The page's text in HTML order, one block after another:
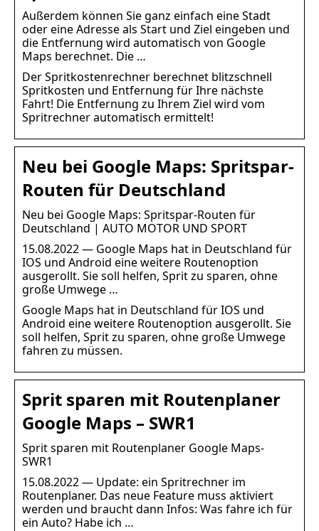
Außerdem können Sie ganz einfach eine Stadt
oder eine Adresse als Start und Ziel eingeben und
die Entfernung wird automatisch von Google
Maps berechnet. Die …
Der Spritkostenrechner berechnet blitzschnell
Spritkosten und Entfernung für Ihre nächste
Fahrt! Die Entfernung zu Ihrem Ziel wird vom
Spritrechner automatisch ermittelt!
Neu bei Google Maps: Spritspar-
Routen für Deutschland
Neu bei Google Maps: Spritspar-Routen für
Deutschland | AUTO MOTOR UND SPORT
15.08.2022 — Google Maps hat in Deutschland für
IOS und Android eine weitere Routenoption
ausgerollt. Sie soll helfen, Sprit zu sparen, ohne
große Umwege …
Google Maps hat in Deutschland für IOS und
Android eine weitere Routenoption ausgerollt. Sie
soll helfen, Sprit zu sparen, ohne große Umwege
fahren zu müssen.
Sprit sparen mit Routenplaner
Google Maps – SWR1
Sprit sparen mit Routenplaner Google Maps-
SWR1
15.08.2022 — Update: ein Spritrechner im
Routenplaner. Das neue Feature muss aktiviert
werden und braucht dann Infos: Was fahre ich für
ein Auto? Habe ich …